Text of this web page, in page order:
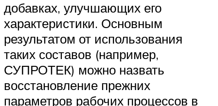
добавках, улучшающих его
характеристики. Основным
результатом от использования
таких составов (например,
СУПРОТЕК) можно назвать
восстановление прежних
параметров рабочих процессов в